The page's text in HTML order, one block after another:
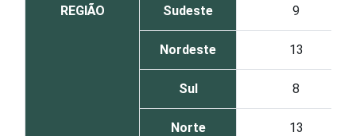
REGIÃO Sudeste 9
Nordeste 13
Sul 8
Norte 13